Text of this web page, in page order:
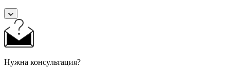
Нужна консультация?